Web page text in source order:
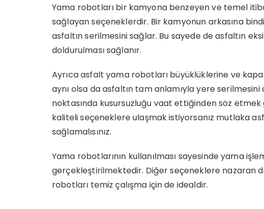
Yama robotları bir kamyona benzeyen ve temel
sağlayan seçeneklerdir. Bir kamyonun arkasına
asfaltın serilmesini sağlar. Bu sayede de asfaltın
doldurulması sağlanır.
Ayrıca asfalt yama robotları büyüklüklerine ve
aynı olsa da asfaltın tam anlamıyla yere
noktasında kusursuzluğu vaat ettiğinden söz etmek
kaliteli seçeneklere ulaşmak istiyorsanız mutlaka
sağlamalısınız.
Yama robotlarının kullanılması sayesinde yama
gerçekleştirilmektedir. Diğer seçeneklere nazaran
robotları temiz çalışma için de idealdir.